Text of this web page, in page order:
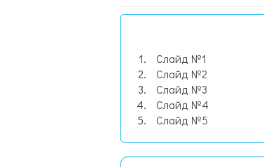
Слайд №1
Слайд №2
Слайд №3
Слайд №4
Слайд №5